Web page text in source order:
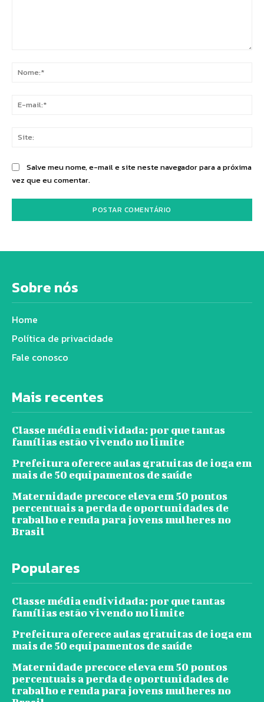
Salve meu nome, e-mail e site neste navegador para a próxima
vez que eu comentar.
Sobre nós
Home
Política de privacidade
Fale conosco
Mais recentes
Classe média endividada: por que tantas
famílias estão vivendo no limite
Prefeitura oferece aulas gratuitas de ioga em
mais de 50 equipamentos de saúde
Maternidade precoce eleva em 50 pontos
percentuais a perda de oportunidades de
trabalho e renda para jovens mulheres no
Brasil
Populares
Classe média endividada: por que tantas
famílias estão vivendo no limite
Prefeitura oferece aulas gratuitas de ioga em
mais de 50 equipamentos de saúde
Maternidade precoce eleva em 50 pontos
percentuais a perda de oportunidades de
trabalho e renda para jovens mulheres no